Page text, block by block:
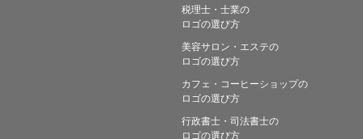
税理士・士業の
ロゴの選び方
美容サロン・エステの
ロゴの選び方
カフェ・コーヒーショップの
ロゴの選び方
行政書士・司法書士の
ロゴの選び方